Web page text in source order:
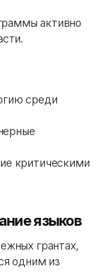
активно
среди
критическими
языков
грантах,
одним из